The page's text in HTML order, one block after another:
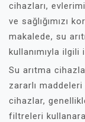
cihazları,
ve sağlığımızı
makalede, su
kullanımıyla ilgili
Su arıtma
zararlı
cihazlar,
filtreleri